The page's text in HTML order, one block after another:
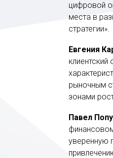
цифровой
места в
стратегии».
Евгения
рыночным
зонами
Павел
уверенную